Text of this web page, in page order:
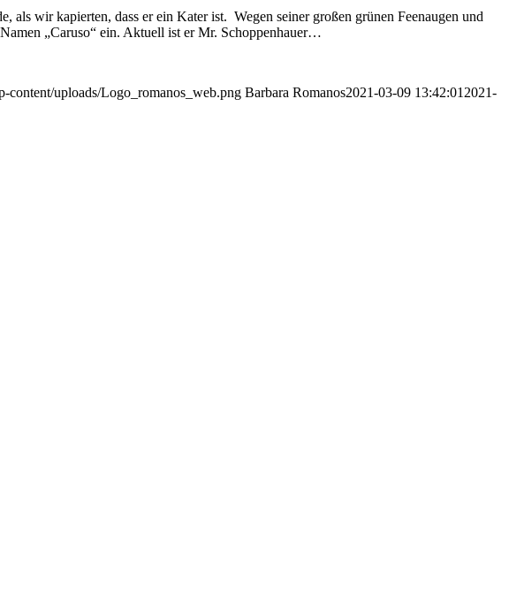
wir kapierten, dass er ein Kater ist. Wegen seiner großen grünen Feenaugen und
„Caruso“ ein. Aktuell ist er Mr. Schoppenhauer…
content/uploads/Logo_romanos_web.png Barbara Romanos2021-03-09 13:42:01 2021-